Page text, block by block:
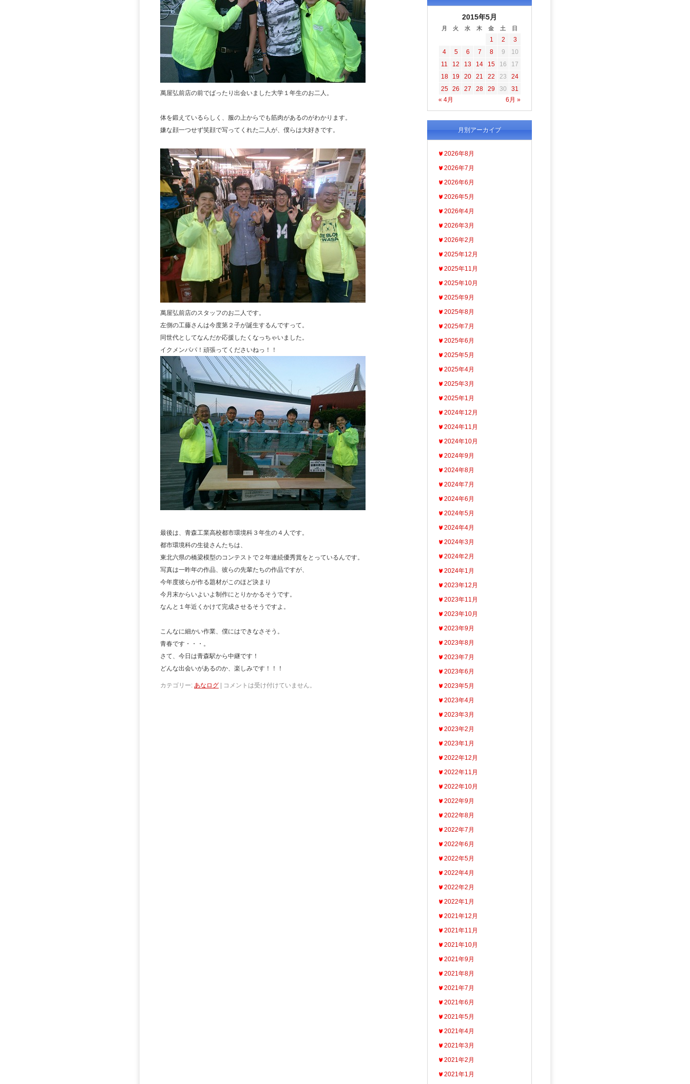
萬屋弘前店の前でばったり出会いました大学１年生のお二人。
体を鍛えているらしく、服の上からでも筋肉があるのがわかります。
嫌な顔一つせず笑顔で写ってくれた二人が、僕らは大好きです。
萬屋弘前店のスタッフのお二人です。
左側の工藤さんは今度第２子が誕生するんですって。
同世代としてなんだか応援したくなっちゃいました。
イクメンパパ！頑張ってくださいねっ！！
最後は、青森工業高校都市環境科３年生の４人です。
都市環境科の生徒さんたちは、
東北六県の橋梁模型のコンテストで２年連続優秀賞をとっているんです。
写真は一昨年の作品、彼らの先輩たちの作品ですが、
今年度彼らが作る題材がこのほど決まり
今月末からいよいよ制作にとりかかるそうです。
なんと１年近くかけて完成させるそうですよ。
こんなに細かい作業、僕にはできなさそう。
青春です・・・。
さて、今日は青森駅から中継です！
どんな出会いがあるのか、楽しみです！！！
カテゴリー: あなログ コメントは受け付けていません。
2015年5月
月 火 水 木 金 土 日
« 4月 6月 »
1 2
3
4
5 6 7 8 9
10
11
12 13 14 15 16
17
18
19 20 21 22 23
24
25
26 27 28 29 30 31
月別アーカイブ
2026年8月
2026年7月
2026年6月
2026年5月
2026年4月
2026年3月
2026年2月
2025年12月
2025年11月
2025年10月
2025年9月
2025年8月
2025年7月
2025年6月
2025年5月
2025年4月
2025年3月
2025年1月
2024年12月
2024年11月
2024年10月
2024年9月
2024年8月
2024年7月
2024年6月
2024年5月
2024年4月
2024年3月
2024年2月
2024年1月
2023年12月
2023年11月
2023年10月
2023年9月
2023年8月
2023年7月
2023年6月
2023年5月
2023年4月
2023年3月
2023年2月
2023年1月
2022年12月
2022年11月
2022年10月
2022年9月
2022年8月
2022年7月
2022年6月
2022年5月
2022年4月
2022年2月
2022年1月
2021年12月
2021年11月
2021年10月
2021年9月
2021年8月
2021年7月
2021年6月
2021年5月
2021年4月
2021年3月
2021年2月
2021年1月